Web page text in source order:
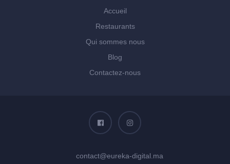
Accueil
Restaurants
Qui sommes nous
Blog
Contactez-nous
contact@eureka-digital.ma